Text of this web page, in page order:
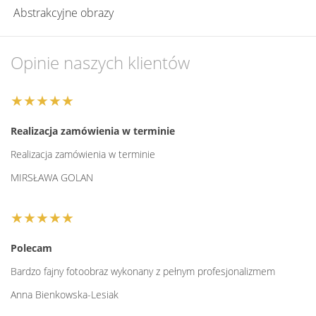
Pamiętaj, że zdjęcie powinno być Twoją własnością
lub posiadać odpowiednie prawa do jego
zamówienia, możesz dostosować rozmiary obrazu do
swoich potrzeb i wymagań przestrzennych. Dzięki
temu, obraz idealnie wpasuje się w wyznaczone
miejsce.
szczegółów, Twoje zamówienie przejdzie do
gwarantują, że otrzymasz produkt najwyższej jakości.
Zalety dekoracji wnętrz obrazami na płycie PCV
Abstrakcyjne obrazy
Opinie naszych klientów
★★★★★
Realizacja zamówienia w terminie
Realizacja zamówienia w terminie
MIRSŁAWA GOLAN
★★★★★
Polecam
Bardzo fajny fotoobraz wykonany z pełnym profesjonalizmem
Anna Bienkowska-Lesiak